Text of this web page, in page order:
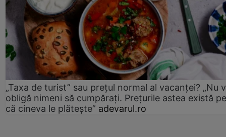
„Taxa de turist” sau prețul normal al vacanței? „Nu
obligă nimeni să cumpărați. Prețurile astea există
că cineva le plătește” adevarul.ro